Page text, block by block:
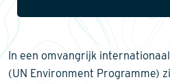
In een omvangrijk
(UN Environment Programme)